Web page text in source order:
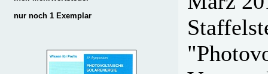
nur noch 1 Exemplar